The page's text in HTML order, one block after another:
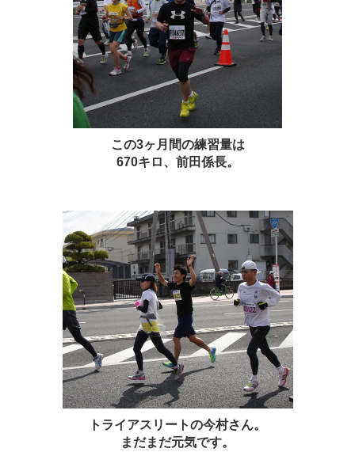
この3ヶ月間の練習量は
670キロ、 前田係長。
トライアスリートの今村さん。
まだまだ元気です。